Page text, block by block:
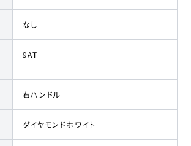
なし
9AT
右ハンドル
ダイヤモンドホワイト